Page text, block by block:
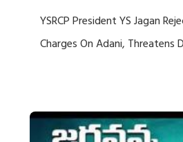
YSRCP President YS Jagan
Charges On Adani, Threatens